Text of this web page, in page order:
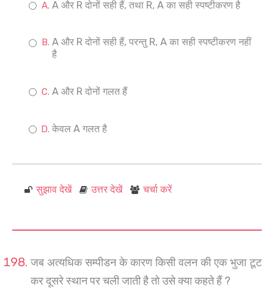
A और R दोनों सही हैं, तथा R, A का सही स्पष्टीकरण है
A और R दोनों सही हैं, परन्तु R, A का सही स्पष्टीकरण नहीं
है
A और R दोनों गलत हैं
केवल A गलत है
सुझाव देखें उत्तर देखें चर्चा करें
जब अत्यधिक सम्पीडन के कारण किसी वलन की एक भुजा टूट
कर दूसरे स्थान पर चली जाती है तो उसे क्या कहते हैं ?